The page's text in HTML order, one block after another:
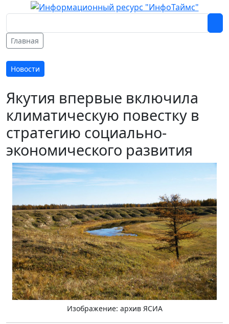
Главная
Новости
Якутия впервые включила
климатическую повестку в
стратегию социально-
экономического развития
Изображение: архив ЯСИА